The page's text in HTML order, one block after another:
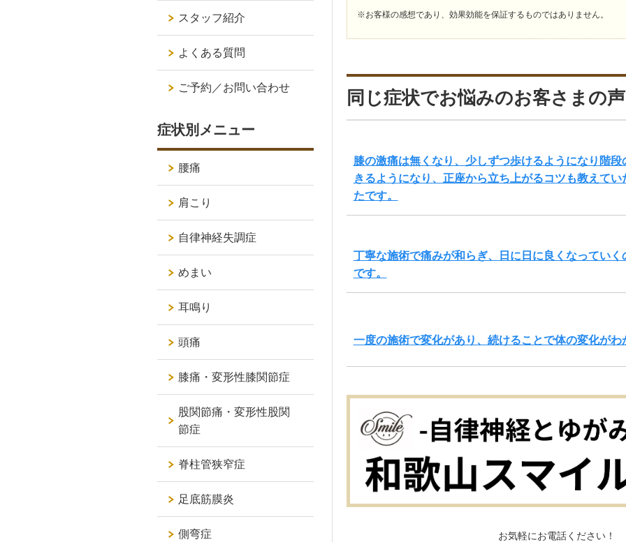
※お客様の感想であり、効果効能を保証するものではありません。
同じ症状でお悩みのお客さまの声
膝の激痛は無くなり、少しずつ歩けるようになり階段
きるようになり、正座から立ち上がるコツも教えてい
たです。
丁寧な施術で痛みが和らぎ、日に日に良くなっていく
です。
一度の施術で変化があり、続けることで体の変化がわ
お気軽にお電話ください！
スタッフ紹介
よくある質問
ご予約／お問い合わせ
症状別メニュー
腰痛
肩こり
自律神経失調症
めまい
耳鳴り
頭痛
膝痛・変形性膝関節症
股関節痛・変形性股関
節症
脊柱管狭窄症
足底筋膜炎
側弯症